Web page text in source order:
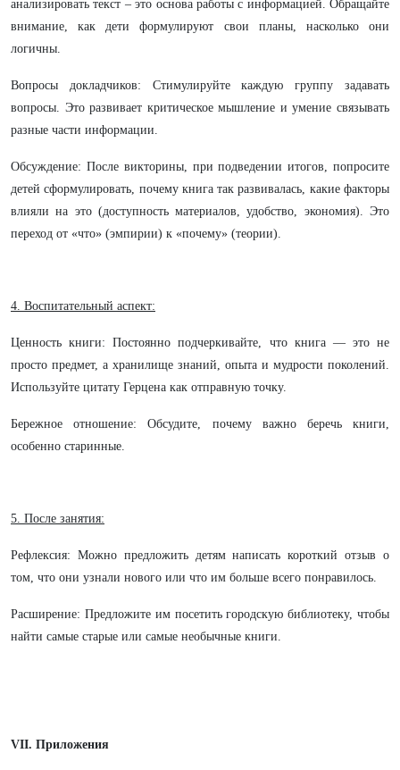
анализировать текст – это основа работы с информацией. Обращайте
внимание, как дети формулируют свои планы, насколько они
логичны.
Вопросы докладчиков: Стимулируйте каждую группу задавать
вопросы. Это развивает критическое мышление и умение связывать
разные части информации.
Обсуждение: После викторины, при подведении итогов, попросите
детей сформулировать, почему книга так развивалась, какие факторы
влияли на это (доступность материалов, удобство, экономия). Это
переход от «что» (эмпирии) к «почему» (теории).
4. Воспитательный аспект:
Ценность книги: Постоянно подчеркивайте, что книга — это не
просто предмет, а хранилище знаний, опыта и мудрости поколений.
Используйте цитату Герцена как отправную точку.
Бережное отношение: Обсудите, почему важно беречь книги,
особенно старинные.
5. После занятия:
Рефлексия: Можно предложить детям написать короткий отзыв о
том, что они узнали нового или что им больше всего понравилось.
Расширение: Предложите им посетить городскую библиотеку, чтобы
найти самые старые или самые необычные книги.
VII. Приложения